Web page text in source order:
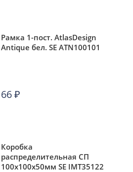
Рамка 1-пост. AtlasDesign
Antique бел. SE ATN100101
66₽
Коробка
распределительная СП
100х100х50мм SE IMT35122